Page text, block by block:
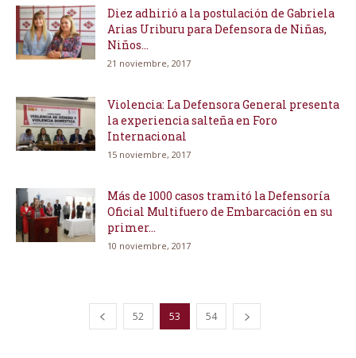
Diez adhirió a la postulación de Gabriela
Arias Uriburu para Defensora de Niñas,
Niños...
21 noviembre, 2017
Violencia: La Defensora General presenta
la experiencia salteña en Foro
Internacional
15 noviembre, 2017
Más de 1000 casos tramitó la Defensoría
Oficial Multifuero de Embarcación en su
primer...
10 noviembre, 2017
52 53 54